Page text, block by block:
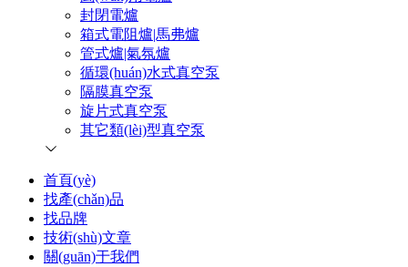
封閉電爐
箱式電阻爐|馬弗爐
管式爐|氣氛爐
循環(huán)水式真空泵
隔膜真空泵
旋片式真空泵
其它類(lèi)型真空泵
首頁(yè)
找產(chǎn)品
找品牌
技術(shù)文章
關(guān)于我們